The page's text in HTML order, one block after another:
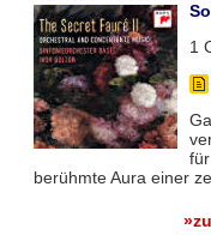
1
berühmte Aura einer